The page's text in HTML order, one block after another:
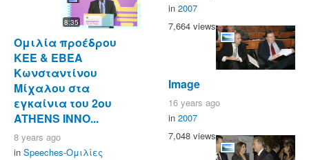
8:35
Ομιλία προέδρου
ΚΕΕ & ΕΒΕΑ
Κωνσταντίνου
Μίχαλου στα
εγκαίνια του 2ου
ATHENS INNO...
8 years ago
in Speeches-Ομιλίες
in 2007
7,664 views
Image
16 years ago
in 2007
7,048 views